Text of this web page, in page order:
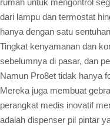
rumah untuk mengontrol
dari lampu dan termostat
hanya dengan satu
Tingkat kenyamanan dan
sebelumnya di pasar, dan
Namun Pro8et tidak hanya
Mereka juga membuat
perangkat medis inovatif
adalah dispenser pil pintar